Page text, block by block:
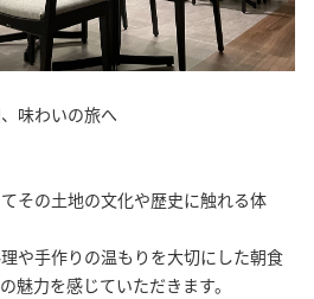
味わいの旅へ
その土地の文化や歴史に触れる体
や手作りの温もりを大切にした朝食
魅力を感じていただきます。